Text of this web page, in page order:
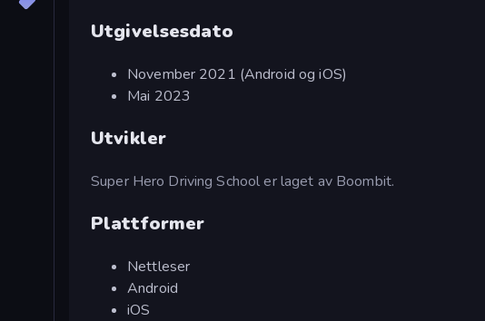
Utgivelsesdato
November 2021 (Android og iOS)
Mai 2023
Utvikler
Super Hero Driving School er laget av Boombit.
Plattformer
Nettleser
Android
iOS